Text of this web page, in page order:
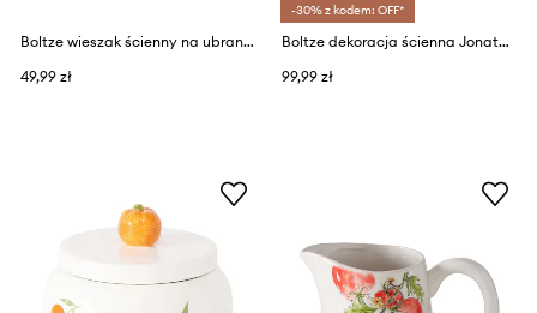
Boltze wieszak ścienny na ubrania Antler 17 cm
49,99 zł
-30% z kodem: OFF*
Boltze dekoracja ścienna Jonathan 18 cm
99,99 zł